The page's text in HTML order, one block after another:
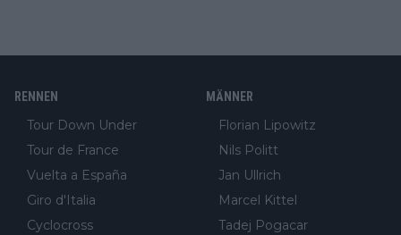
RENNEN
Tour Down Under
Tour de France
Vuelta a España
Giro d'Italia
Cyclocross
MÄNNER
Florian Lipowitz
Nils Politt
Jan Ullrich
Marcel Kittel
Tadej Pogacar